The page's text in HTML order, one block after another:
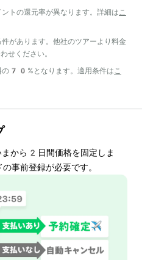
の還元率が異なります。詳細は こ
あります。他社のツアーより料金
せください。
70%となります。適用条件は こ
まから 2 日間価格を固定しま
事前登録が必要です。